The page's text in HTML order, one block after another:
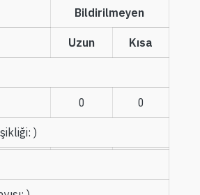
Bildirilmeyen
Uzun Kısa
0 0
: )